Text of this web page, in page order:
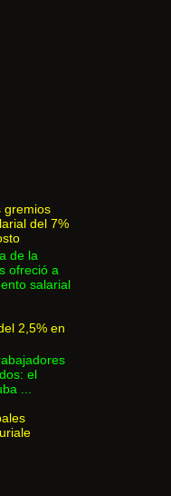
gremios
del 7%
de la
ofreció a
salarial
2,5% en
el
...